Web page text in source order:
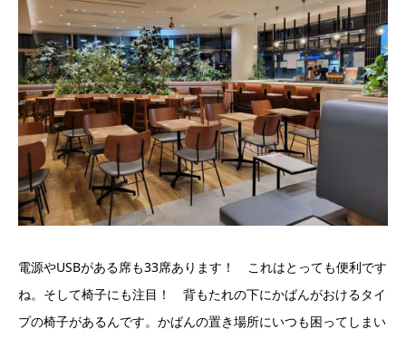
電源やUSBがある席も33席あります！ これはとっても便利です
ね。そして椅子にも注目！ 背もたれの下にかばんがおけるタイ
プの椅子があるんです。かばんの置き場所にいつも困ってしまい